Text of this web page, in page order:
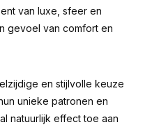
van luxe, sfeer en
gevoel van comfort en
en stijlvolle keuze
unieke patronen en
natuurlijk effect toe aan